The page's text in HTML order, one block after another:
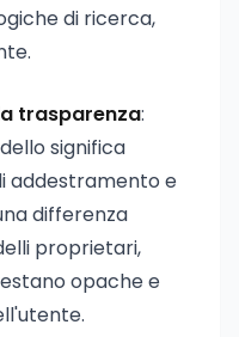
di ricerca,
trasparenza:
significa
addestramento e
differenza
proprietari,
opache e